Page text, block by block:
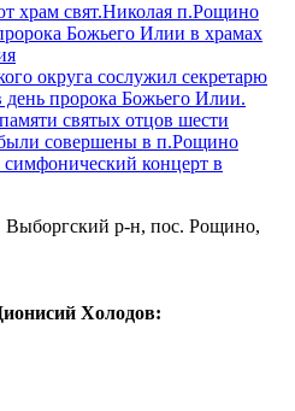
храм свят.Николая п.Рощино
Божьего Илии в храмах
округа сослужил секретарю
пророка Божьего Илии.
святых отцов шести
совершены в п.Рощино
концерт в
Выборгский р-н, пос. Рощино,
Холодов: